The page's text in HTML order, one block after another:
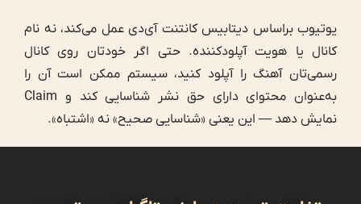
یوتیوب براساس دیتابیس کانتنت آی‌دی عمل می‌کند، نه نام
کانال یا هویت آپلودکننده. حتی اگر خودتان روی کانال
رسمی‌تان آهنگ را آپلود کنید، سیستم ممکن است آن را
به‌عنوان محتوای دارای حق نشر شناسایی کند و Claim
نمایش دهد — این یعنی «شناسایی صحیح» نه «اشتباه».